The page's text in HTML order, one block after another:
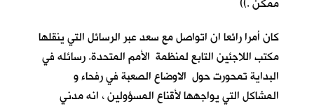
كان أمرا رائعا ان اتواصل مع سعد عبر الرسائل التي ينقلها
مكتب اللاجئين التابع لمنظمة الأمم المتحدة. رسائله في
البداية تمحورت حول الاوضاع الصعبة في رفحاء و
المشاكل التي يواجهها لأقناع المسؤولين ، انه مدني